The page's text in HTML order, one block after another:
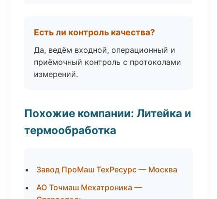
Есть ли контроль качества?
Да, ведём входной, операционный и
приёмочный контроль с протоколами
измерений.
Похожие компании: Литейка и
термообработка
Завод ПроМаш ТехРесурс — Москва
АО Точмаш Мехатроника —